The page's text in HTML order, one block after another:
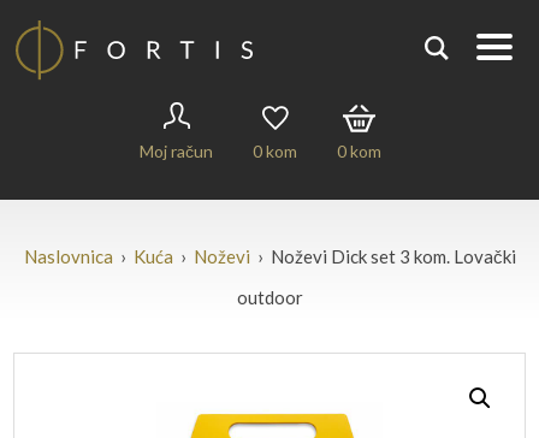
Moj račun 0kom 0kom
Naslovnica › Kuća › Noževi › Noževi Dick set 3 kom. Lovački
outdoor